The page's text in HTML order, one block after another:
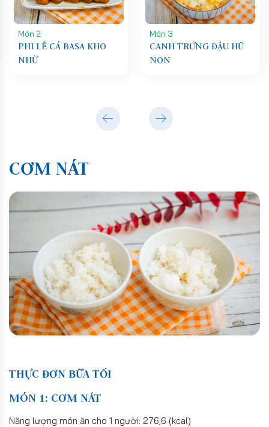
Món 2
PHI LÊ CÁ BASA KHO
NHỪ
Món 3
CANH TRỨNG ĐẬU HŨ
NON
CƠM NÁT
THỰC ĐƠN BỮA TỐI
MÓN 1: CƠM NÁT
Năng lượng món ăn cho 1 người: 276,6 (kcal)